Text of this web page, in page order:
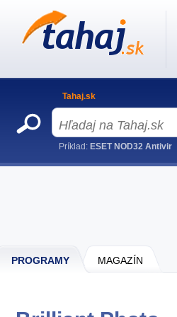
PROGRAMY MAGAZÍN
Tahaj.sk
Príklad: ESET NOD32 Antivir